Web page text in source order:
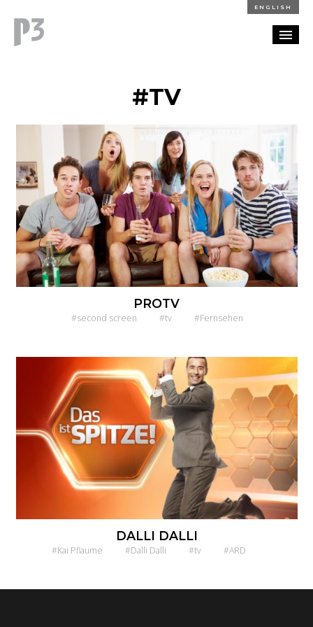
ENGLISH
KARRIERE
KONTAKT
#TV
PROTV
#second screen #tv #Fernsehen
DALLI DALLI
#Kai Pflaume #Dalli Dalli #tv #ARD